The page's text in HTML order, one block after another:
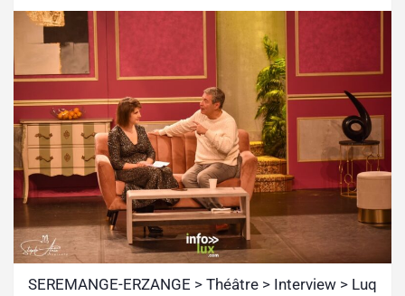
SEREMANGE-ERZANGE > Théâtre > Interview > Luq